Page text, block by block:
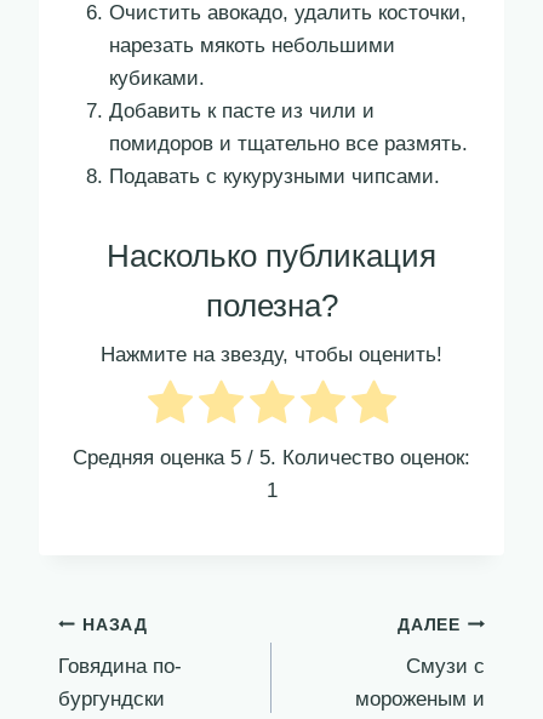
Очистить авокадо, удалить косточки,
нарезать мякоть небольшими
кубиками.
Добавить к пасте из чили и
помидоров и тщательно все размять.
Подавать с кукурузными чипсами.
Насколько публикация
полезна?
Нажмите на звезду, чтобы оценить!
Средняя оценка 5 / 5. Количество оценок:
1
Навигация
по
НАЗАД
Говядина по-
бургундски
ДАЛЕЕ
Смузи с
мороженым и